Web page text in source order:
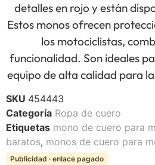
detalles en rojo y están
Estos monos ofrecen
los motociclistas,
funcionalidad. Son ideales
equipo de alta calidad para
SKU 454443
Categoría Ropa de cuero
Etiquetas mono de cuero para
baratos, monos de cuero para
Publicidad · enlace pagado